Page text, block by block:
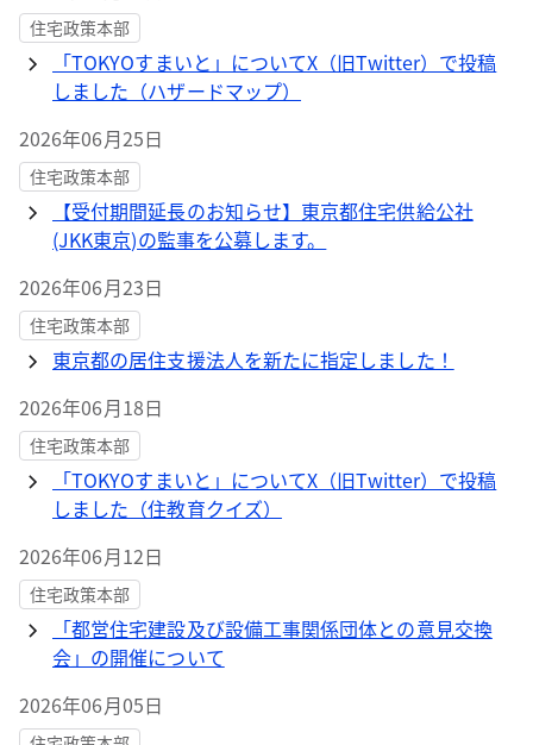
住宅政策本部
「TOKYOすまいと」についてX（旧Twitter）で投稿
しました（ハザードマップ）
2026年06月25日
住宅政策本部
【受付期間延長のお知らせ】東京都住宅供給公社
(JKK東京)の監事を公募します。
2026年06月23日
住宅政策本部
東京都の居住支援法人を新たに指定しました！
2026年06月18日
住宅政策本部
「TOKYOすまいと」についてX（旧Twitter）で投稿
しました（住教育クイズ）
2026年06月12日
住宅政策本部
「都営住宅建設及び設備工事関係団体との意見交換
会」の開催について
2026年06月05日